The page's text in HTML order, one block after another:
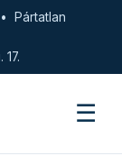
Pártatlan
☰